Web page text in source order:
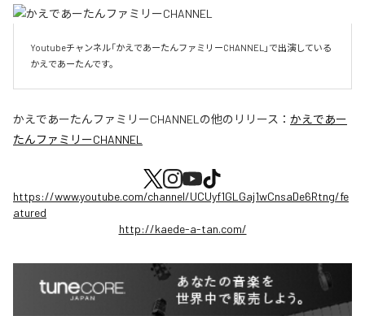
Youtubeチャンネル「かえであーたんファミリーCHANNEL」で出演している
かえであーたんです。
かえであーたんファミリーCHANNEL の他のリリース： かえであー
たんファミリーCHANNEL
https://www.youtube.com/channel/UCUyf1GLGaj1wCnsaDe6Rtng/fe
atured
http://kaede-a-tan.com/